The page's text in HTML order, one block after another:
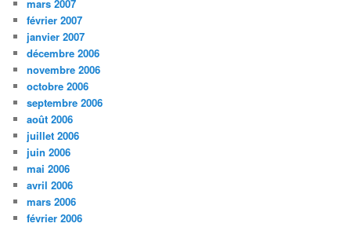
mars 2007
février 2007
janvier 2007
décembre 2006
novembre 2006
octobre 2006
septembre 2006
août 2006
juillet 2006
juin 2006
mai 2006
avril 2006
mars 2006
février 2006